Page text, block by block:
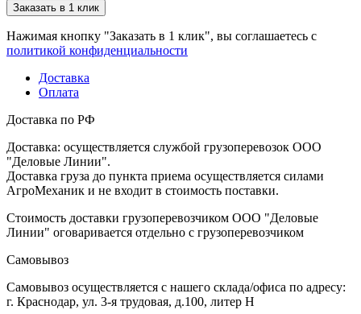
Заказать в 1 клик
Нажимая кнопку "Заказать в 1 клик", вы соглашаетесь с
политикой конфиденциальности
Доставка
Оплата
Доставка по РФ
Доставка: осуществляется службой грузоперевозок ООО
"Деловые Линии".
Доставка груза до пункта приема осуществляется силами
АгроМеханик и не входит в стоимость поставки.
Стоимость доставки грузоперевозчиком ООО "Деловые
Линии" оговаривается отдельно с грузоперевозчиком
Самовывоз
Самовывоз осуществляется с нашего склада/офиса по адресу:
г. Краснодар, ул. 3-я трудовая, д.100, литер Н